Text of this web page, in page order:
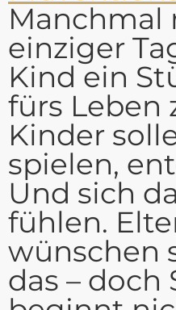
Manchmal
einziger
Kind ein
fürs Leben
Kinder
spielen,
Und sich
fühlen.
wünschen
das – doch